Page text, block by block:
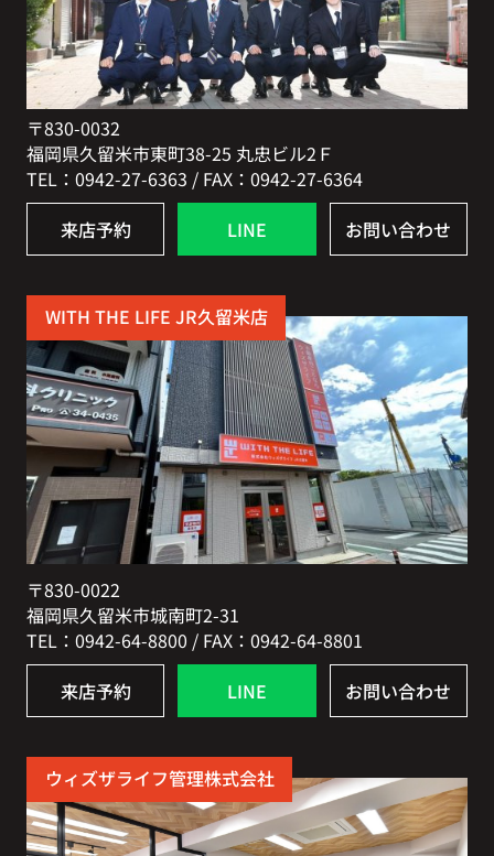
〒830-0032
福岡県久留米市東町38-25 丸忠ビル2Ｆ
TEL：0942-27-6363 / FAX：0942-27-6364
来店予約 LINE お問い合わせ
WITH THE LIFE JR久留米店
〒830-0022
福岡県久留米市城南町2-31
TEL：0942-64-8800 / FAX：0942-64-8801
来店予約 LINE お問い合わせ
ウィズザライフ管理株式会社